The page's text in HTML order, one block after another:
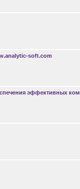
soft.com
эффективных